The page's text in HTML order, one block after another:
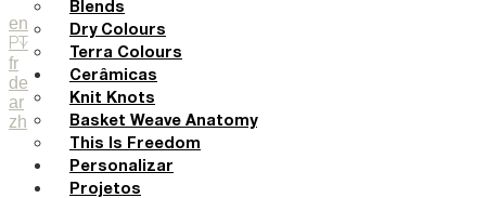
en
PT
fr
de
ar
zh
Blends
Dry Colours
Terra Colours
Cerâmicas
Knit Knots
Basket Weave Anatomy
This Is Freedom
Personalizar
Projetos